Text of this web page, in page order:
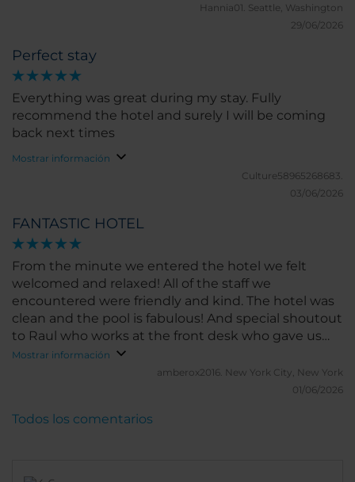
Hannia01. Seattle, Washington
29/06/2026
Perfect stay
Everything was great during my stay. Fully
recommend the hotel and surely I will be coming
back next times
Mostrar información
Culture58965268683.
03/06/2026
FANTASTIC HOTEL
From the minute we entered the hotel we felt
welcomed and relaxed! All of the staff we
encountered were friendly and kind. The hotel was
clean and the pool is fabulous! And special shoutout
to Raul who works at the front desk who gave us
incredible dining recommendations and Kenny
who works at the bar/dining area!
Mostrar información
amberox2016. New York City, New York
01/06/2026
Todos los comentarios